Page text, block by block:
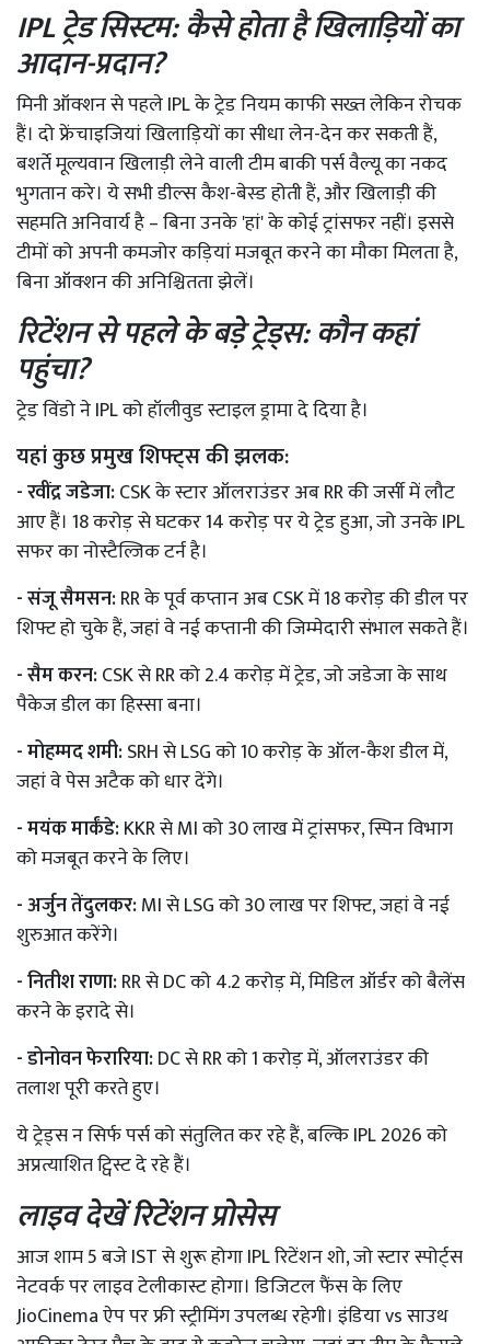
IPL ट्रेड सिस्टम: कैसे होता है खिलाड़ियों का
आदान-प्रदान?
मिनी ऑक्शन से पहले IPL के ट्रेड नियम काफी सख्त लेकिन रोचक
हैं। दो फ्रेंचाइजियां खिलाड़ियों का सीधा लेन-देन कर सकती हैं,
बशर्ते मूल्यवान खिलाड़ी लेने वाली टीम बाकी पर्स वैल्यू का नकद
भुगतान करे। ये सभी डील्स कैश-बेस्ड होती हैं, और खिलाड़ी की
सहमति अनिवार्य है – बिना उनके 'हां' के कोई ट्रांसफर नहीं। इससे
टीमों को अपनी कमजोर कड़ियां मजबूत करने का मौका मिलता है,
बिना ऑक्शन की अनिश्चितता झेलें।
रिटेंशन से पहले के बड़े ट्रेड्स: कौन कहां
पहुंचा?
ट्रेड विंडो ने IPL को हॉलीवुड स्टाइल ड्रामा दे दिया है।
यहां कुछ प्रमुख शिफ्ट्स की झलक:
- रवींद्र जडेजा:CSK के स्टार ऑलराउंडर अब RR की जर्सी में लौट
आए हैं। 18 करोड़ से घटकर 14 करोड़ पर ये ट्रेड हुआ, जो उनके IPL
सफर का नोस्टैल्जिक टर्न है।
- संजू सैमसन:RR के पूर्व कप्तान अब CSK में 18 करोड़ की डील पर
शिफ्ट हो चुके हैं, जहां वे नई कप्तानी की जिम्मेदारी संभाल सकते हैं।
- सैम करन:CSK से RR को 2.4 करोड़ में ट्रेड, जो जडेजा के साथ
पैकेज डील का हिस्सा बना।
- मोहम्मद शमी:SRH से LSG को 10 करोड़ के ऑल-कैश डील में,
जहां वे पेस अटैक को धार देंगे।
- मयंक मार्कंडे:KKR से MI को 30 लाख में ट्रांसफर, स्पिन विभाग
को मजबूत करने के लिए।
- अर्जुन तेंदुलकर:MI से LSG को 30 लाख पर शिफ्ट, जहां वे नई
शुरुआत करेंगे।
- नितीश राणा:RR से DC को 4.2 करोड़ में, मिडिल ऑर्डर को बैलेंस
करने के इरादे से।
- डोनोवन फेरारिया:DC से RR को 1 करोड़ में, ऑलराउंडर की
तलाश पूरी करते हुए।
ये ट्रेड्स न सिर्फ पर्स को संतुलित कर रहे हैं, बल्कि IPL 2026 को
अप्रत्याशित ट्विस्ट दे रहे हैं।
लाइव देखें रिटेंशन प्रोसेस
आज शाम 5 बजे IST से शुरू होगा IPL रिटेंशन शो, जो स्टार स्पोर्ट्स
नेटवर्क पर लाइव टेलीकास्ट होगा। डिजिटल फैंस के लिए
JioCinema ऐप पर फ्री स्ट्रीमिंग उपलब्ध रहेगी। इंडिया vs साउथ